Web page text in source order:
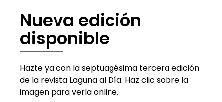
Nueva edición
disponible
Hazte ya con la septuagésima tercera edición
de la revista Laguna al Día. Haz clic sobre la
imagen para verla online.